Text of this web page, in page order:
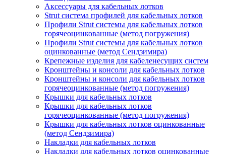
Аксессуары для кабельных лотков
Strut система профилей для кабельных лотков
Профили Strut системы для кабельных лотков
горячеоцинкованные (метод погружения)
Профили Strut системы для кабельных лотков
оцинкованные (метод Сендзимира)
Крепежные изделия для кабеленесущих систем
Кронштейны и консоли для кабельных лотков
Кронштейны и консоли для кабельных лотков
горячеоцинкованные (метод погружения)
Крышки для кабельных лотков
Крышки для кабельных лотков
горячеоцинкованные (метод погружения)
Крышки для кабельных лотков оцинкованные
(метод Сендзимира)
Накладки для кабельных лотков
Накладки для кабельных лотков оцинкованные